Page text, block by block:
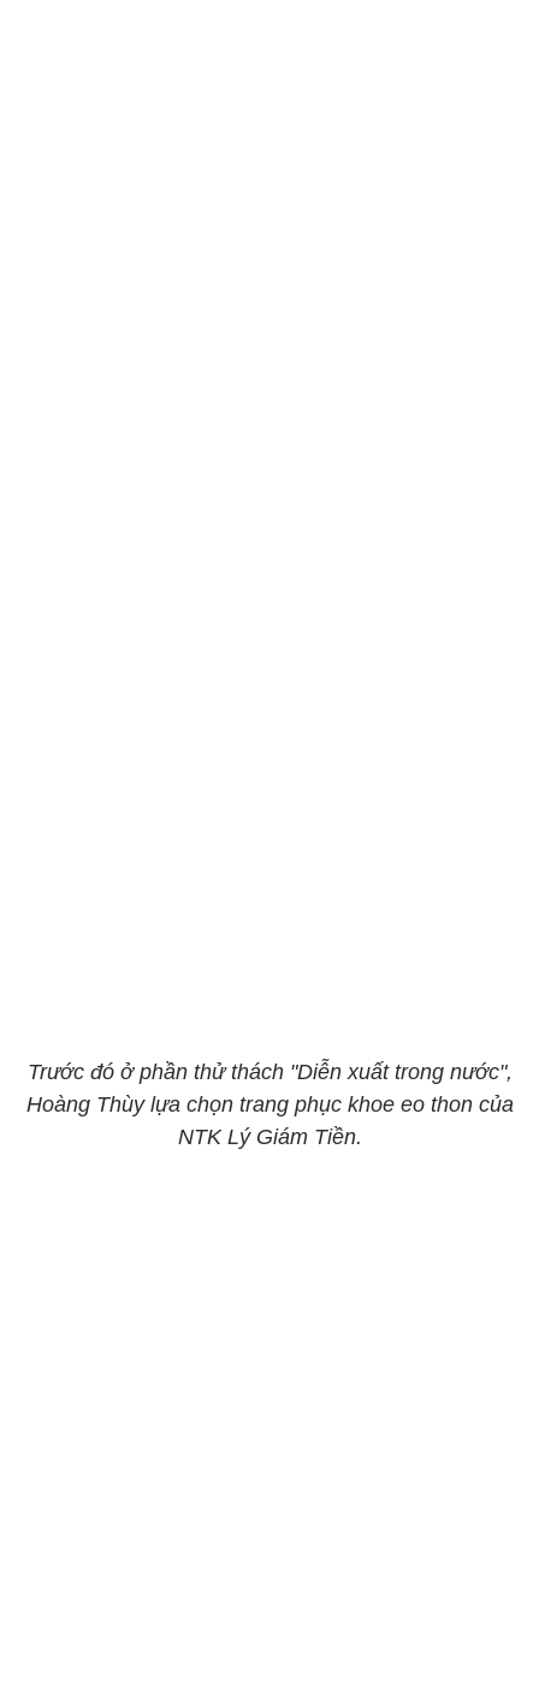
Trước đó ở phần thử thách "Diễn xuất trong nước",
Hoàng Thùy lựa chọn trang phục khoe eo thon của
NTK Lý Giám Tiền.